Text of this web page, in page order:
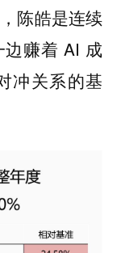
陈皓是连续
赚着 AI 成
冲关系的基